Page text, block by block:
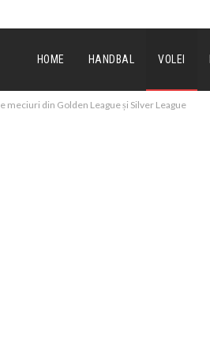
HOME HANDBAL VOLEI
din Golden League și Silver League